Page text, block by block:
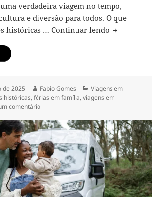
verdadeira viagem no tempo,
e diversão para todos. O que
históricas …Continuar lendo Melhores
de 2025 Autor
Fabio Gomes Categorias
Viagens em
históricas,férias em família,viagens em
comentárioem Melhores cidades históricas para